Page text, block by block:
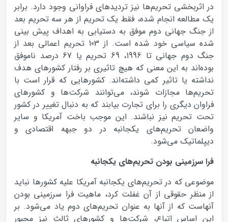
در اثربخشی تحریم‌ها نیز تردیدهای فراوانی وجود دارد. برابر
یک مطالعه انجام شده، فقط یک تحریم از هر سه تحریم بعد
از جنگ جهانی دوم موفق به دستیابی به اهداف پیش بینی
شده سیاسی خود شده است. از 103 تحریم اعمالی بعد از
جنگ دوم جهانی تا 1996، 69 تحریم یا 67 درصد ناموفق
بوده‌اند به این معنی که هیچ تاثیری بر رفتار کشورهای هدف
نداشته یا تاثیر کمی داشته‌اند. کشورهایی که قرار است با
تحریم‌ها مجازات شوند، می‌توانند شرکت‌ها و کشورهای
فراوان دیگری را برای تجارت بیابند که به دنبال تغییر در کشور
تحت تحریم نیز نباشند. این موجب باخت آمریکا و سایر
واضعان تحریم‌های یکجانبه در دو جبهه اقتصادی و
دیپلماتیک می‌شود.
فرا سرزمینی بودن تحریم‌های یکجانبه
موضوعی که در تحریم‌های یکجانبه آمریکا علیه کشورها نباید
از منظر حقوقی از آن غفلت کرد، ماهیت فرا سرزمینی بودن
آنهاست که از آنها به عنوان تحریم‌های دوم یاد می‌شود. بر
این اساس اتباع، شرکت‌ها و کشورهای ثالث نیز مجبور